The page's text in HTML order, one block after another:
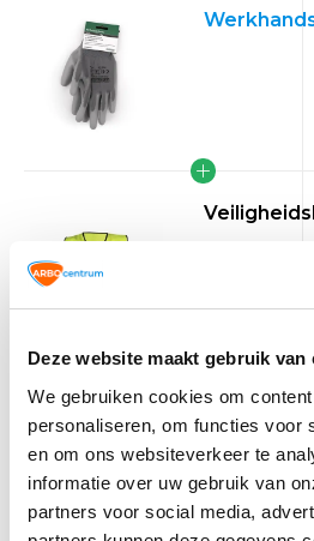
Deze website maakt gebruik van
We gebruiken cookies om
personaliseren, om functies voor
en om ons websiteverkeer te
informatie over uw gebruik van
partners voor social media,
Veiligheidshesje XL
geel deal!
Veiligheidshesje geel